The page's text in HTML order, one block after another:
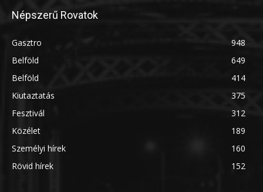
Népszerű Rovatok
Gasztro
948
Belföld
649
Belföld
414
Kiutaztatás
375
Fesztivál
312
Közélet
189
Személyi hírek
160
Rövid hírek
152